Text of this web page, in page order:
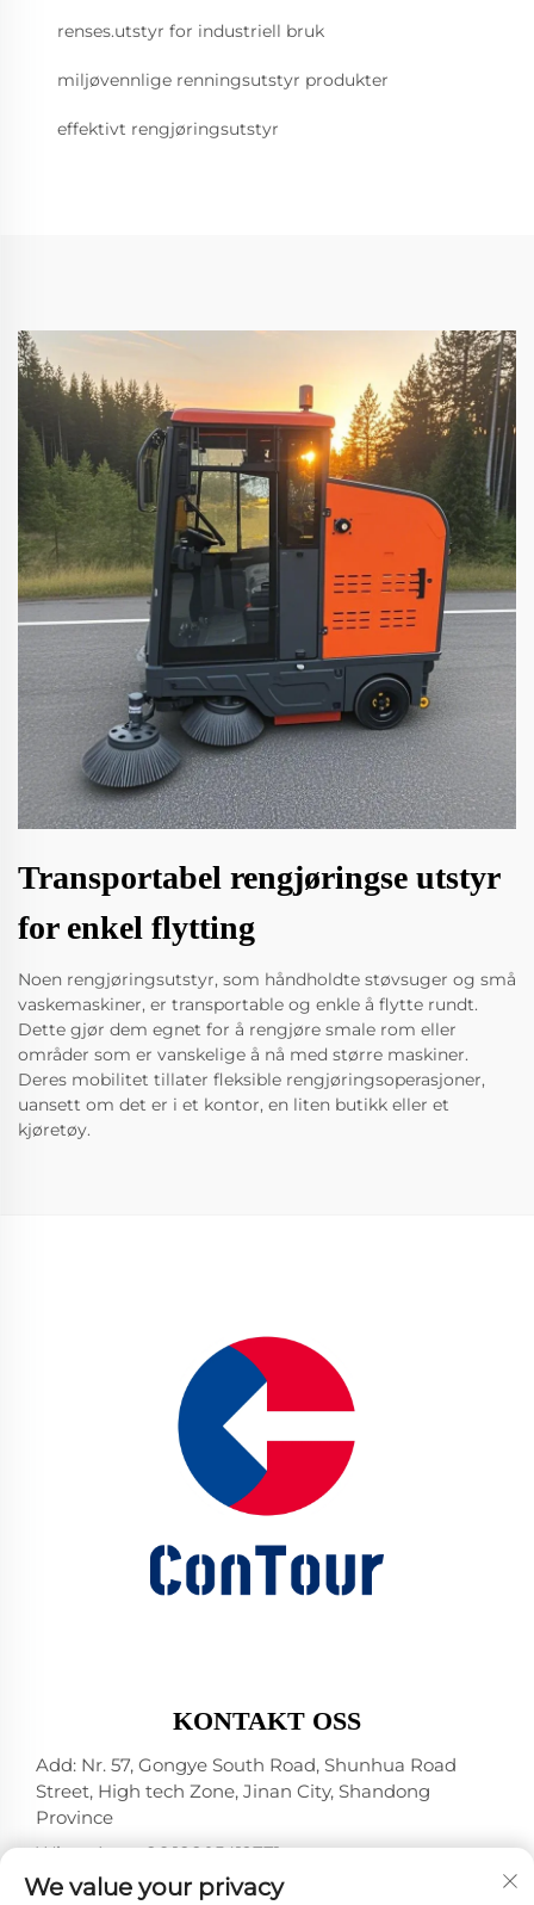
renses.utstyr for industriell bruk
miljøvennlige renningsutstyr produkter
effektivt rengjøringsutstyr
Transportabel rengjøringse utstyr
for enkel flytting
Noen rengjøringsutstyr, som håndholdte støvsuger og små
vaskemaskiner, er transportable og enkle å flytte rundt.
Dette gjør dem egnet for å rengjøre smale rom eller
områder som er vanskelige å nå med større maskiner.
Deres mobilitet tillater fleksible rengjøringsoperasjoner,
uansett om det er i et kontor, en liten butikk eller et
kjøretøy.
KONTAKT OSS
Add: Nr. 57, Gongye South Road, Shunhua Road
Street, High tech Zone, Jinan City, Shandong
Province
WhatsApp:+86 18805412771
+1（314）5989651
We value your privacy